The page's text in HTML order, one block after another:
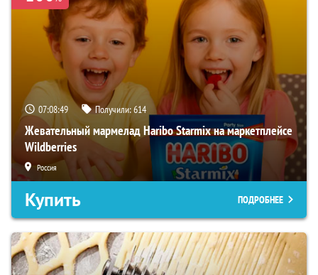
07:08:48 Получили:614
Жевательный мармелад Haribo Starmix на маркетплейсе
Wildberries
Россия
Купить ПОДРОБНЕЕ